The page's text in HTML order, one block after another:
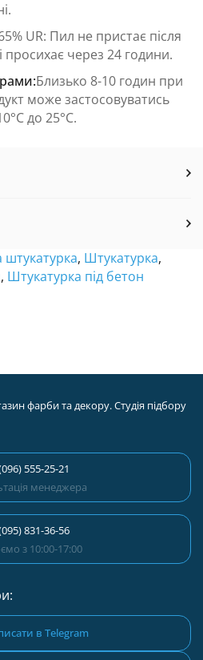
UR: Пил не пристає після
просихає через 24 години.
Близько 8-10 годин при
може застосовуватись
до 25°C.
, Штукатурка,
, Штукатурка під бетон
фарби та декору. Студія підбору
555-25-21
менеджера
831-36-56
з 10:00-17:00
в Telegram